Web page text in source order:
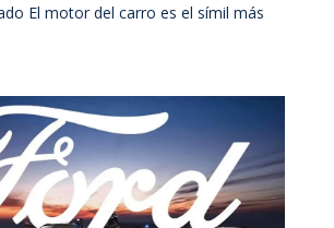
El motor del carro es el símil más